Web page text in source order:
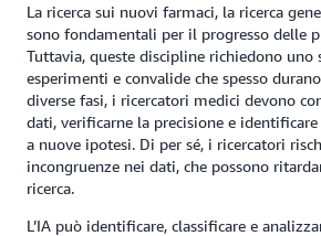
La ricerca sui nuovi farmaci, la ricerca
sono fondamentali per il progresso delle
Tuttavia, queste discipline richiedono uno
esperimenti e convalide che spesso
diverse fasi, i ricercatori medici devono
dati, verificarne la precisione e
a nuove ipotesi. Di per sé, i ricercatori
incongruenze nei dati, che possono
ricerca.
L’IA può identificare, classificare e